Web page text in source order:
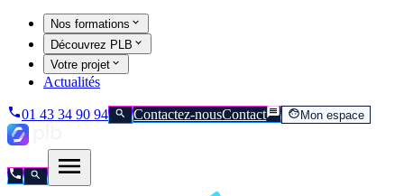
Nos formations
Découvrez PLB
Votre projet
Actualités
01 43 34 90 94 Contactez-nousContact Mon espace